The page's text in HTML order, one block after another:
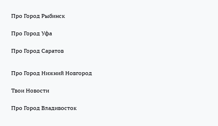
Про Город Рыбинск
Про Город Уфа
Про Город Саратов
Про Город Нижний Новгород
Твои Новости
Про Город Владивосток